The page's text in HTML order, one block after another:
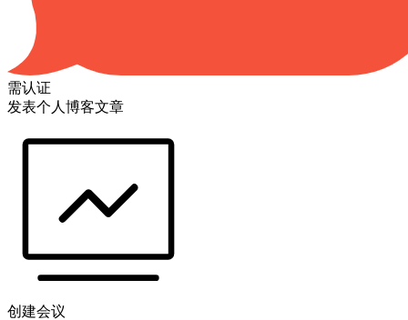
需认证
发表个人博客文章
创建会议